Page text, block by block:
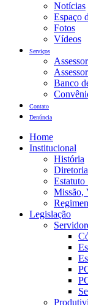
Notícias
Espaço
Fotos
Vídeos
Serviços
Banco
Contato
Denúncia
Home
Institucional
História
Estatuto
Missão,
Legislação